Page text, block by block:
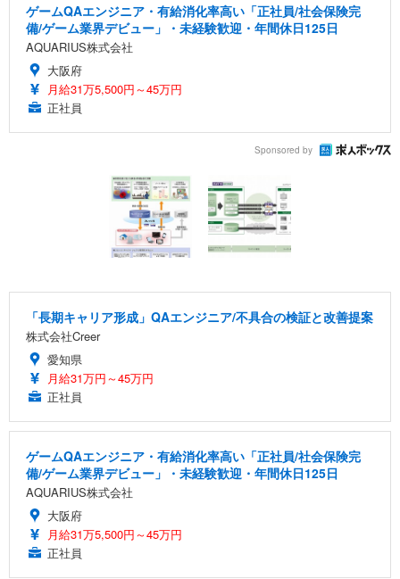
ゲームQAエンジニア・有給消化率高い「正社員/社会保険完
備/ゲーム業界デビュー」・未経験歓迎・年間休日125日
AQUARIUS株式会社
大阪府
月給31万5,500円～45万円
正社員
Sponsored by
「長期キャリア形成」QAエンジニア/不具合の検証と改善提案
株式会社Creer
愛知県
月給31万円～45万円
正社員
ゲームQAエンジニア・有給消化率高い「正社員/社会保険完
備/ゲーム業界デビュー」・未経験歓迎・年間休日125日
AQUARIUS株式会社
大阪府
月給31万5,500円～45万円
正社員